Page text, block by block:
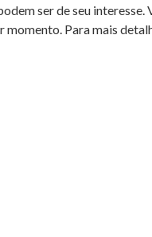
ser de seu interesse.
momento. Para mais